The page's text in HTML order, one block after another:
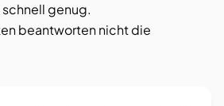
genug.
beantworten nicht die